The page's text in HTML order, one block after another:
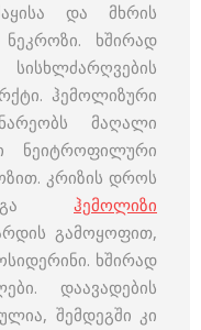
და მხრის
ხშირად
სისხლძარღვების
ჰემოლიზური
მაღალი
ნეიტროფილური
კრიზის დროს
ჰემოლიზი
გამოყოფით,
ხშირად
დაავადების
შემდეგში კი